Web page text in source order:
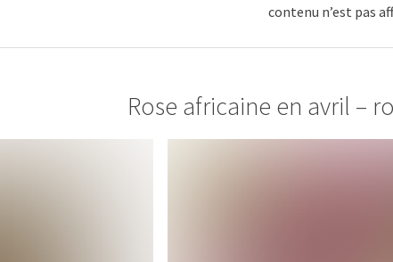
contenu n’est pas
Rose africaine en avril –